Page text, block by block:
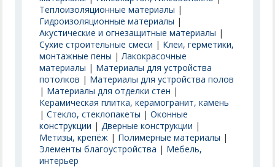
Теплоизоляционные материалы |
Гидроизоляционные материалы |
Акустические и огнезащитные материалы |
Сухие строительные смеси | Клеи, герметики,
монтажные пены |Лакокрасочные
материалы | Материалы для устройства
потолков | Материалы для устройства полов
| Материалы для отделки стен |
Керамическая плитка, керамогранит, камень
|Стекло, стеклопакеты |Оконные
конструкции |Дверные конструкции |
Метизы, крепёж | Полимерные материалы |
Элементы благоустройства | Мебель,
интерьер